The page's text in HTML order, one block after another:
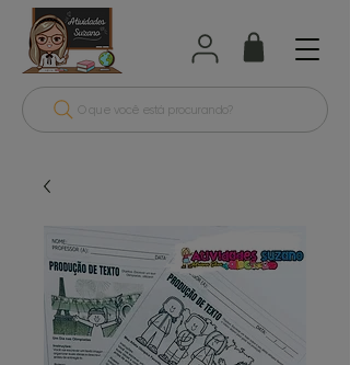
O que você está procurando?